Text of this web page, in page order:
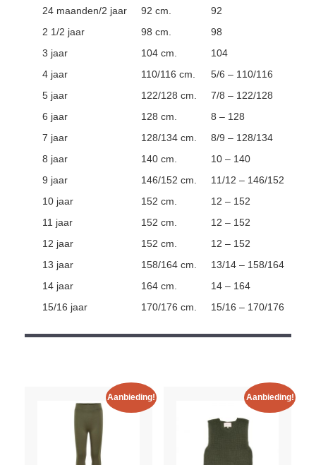
24 maanden/2 jaar 92 cm.
92
2 1/2 jaar
98 cm.
98
3 jaar
104 cm.
104
4 jaar
110/116 cm.
5/6 – 110/116
5 jaar
122/128 cm.
7/8 – 122/128
6 jaar
128 cm.
8 – 128
7 jaar
128/134 cm.
8/9 – 128/134
8 jaar
140 cm.
10 – 140
9 jaar
146/152 cm.
11/12 – 146/152
10 jaar
152 cm.
12 – 152
11 jaar
152 cm.
12 – 152
12 jaar
152 cm.
12 – 152
13 jaar
158/164 cm.
13/14 – 158/164
14 jaar
164 cm.
14 – 164
15/16 jaar
170/176 cm. 15/16 – 170/176
Aanbieding! Aanbieding!